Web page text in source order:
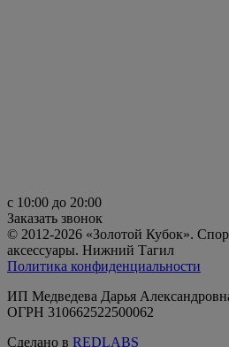
с 10:00 до 20:00
Заказать звонок
© 2012-2026 «Золотой Кубок».
аксессуары. Нижний Тагил
Политика конфиденциальности
ИП Медведева Дарья
ОГРН 310662522500062
Сделано в REDLABS